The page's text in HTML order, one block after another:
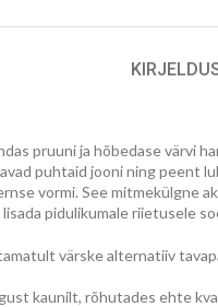
pruuni ja hõbedase värvi
puhtaid jooni ning peent
vormi. See mitmekülgne
pidulikumale riietusele
värske alternatiiv
kaunilt, rõhutades ehte